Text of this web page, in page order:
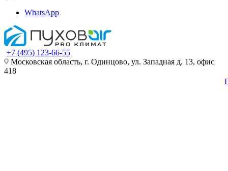
WhatsApp
+7 (495) 123-66-55
Московская область, г. Одинцово, ул. Западная д. 13, офис
418